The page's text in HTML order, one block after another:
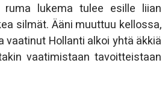
ruma lukema tulee esille liian
silmät. Ääni muuttuu kellossa,
Hollanti alkoi yhtä äkkiä
vaatimistaan tavoitteistaan